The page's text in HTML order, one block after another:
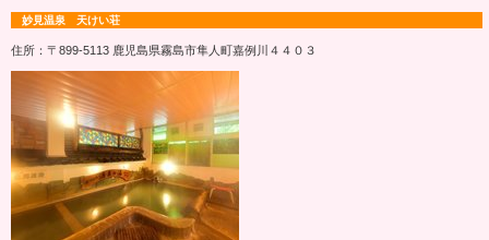
妙見温泉 天けい荘
住所：〒899-5113 鹿児島県霧島市隼人町嘉例川４４０３